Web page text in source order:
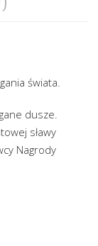
świata.
dusze.
sławy
Nagrody